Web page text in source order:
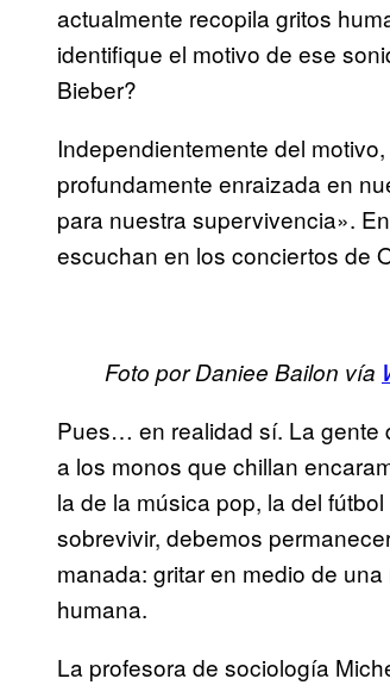
actualmente recopila gritos
identifique el motivo de ese
Bieber?
Independientemente del
profundamente enraizada en
para nuestra supervivencia».
escuchan en los conciertos de
Foto por Daniee Bailon vía
Pues… en realidad sí. La gente
a los monos que chillan
la de la música pop, la del
sobrevivir, debemos
manada: gritar en medio de
humana.
La profesora de sociología